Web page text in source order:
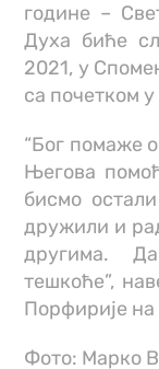
године –
Духа биће
2021, у
са почетком
“Бог помаже
Његова
бисмо
дружили и
другима.
тешкоће”,
Порфирије
Фото: Марко